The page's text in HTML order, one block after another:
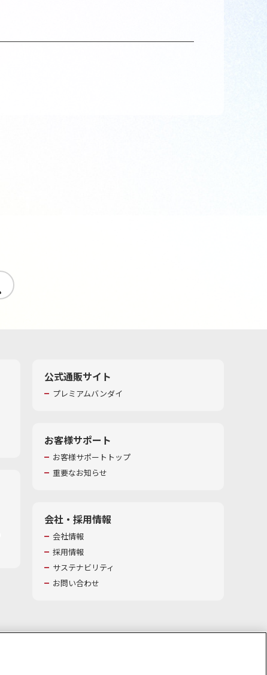
公式通販サイト
プレミアムバンダイ
お客様サポート
お客様サポートトップ
重要なお知らせ
会社・採用情報
会社情報
採用情報
サステナビリティ
お問い合わせ